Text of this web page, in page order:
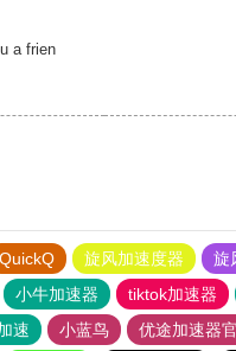
a frien
QuickQ 旋风加速度器 旋
小牛加速器 tiktok加速器
速
小蓝鸟 优途加速器